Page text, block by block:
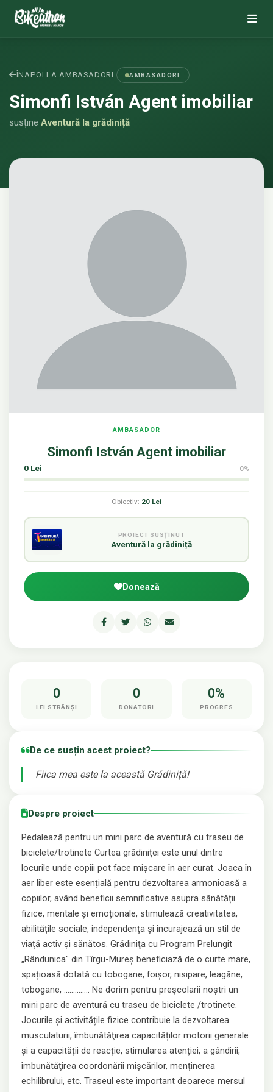
ÎNAPOI LA AMBASADORI AMBASADORI
Simonfi István Agent imobiliar
susține Aventură la grădiniță
AMBASADOR
Simonfi István Agent imobiliar
0 Lei 0%
Obiectiv: 20 Lei
PROIECT SUSȚINUT
Aventură la grădiniță
Donează
0
LEI STRÂNȘI
0
DONATORI
0%
PROGRES
De ce susțin acest proiect?
Fiica mea este la această Grădiniță!
Despre proiect
Pedalează pentru un mini parc de aventură cu traseu de
biciclete/trotinete Curtea grădiniței este unul dintre
locurile unde copiii pot face mișcare în aer curat. Joaca în
aer liber este esențială pentru dezvoltarea armonioasă a
copiilor, având beneficii semnificative asupra sănătății
fizice, mentale și emoționale, stimulează creativitatea,
abilitățile sociale, independența și încurajează un stil de
viață activ și sănătos. Grădiniţa cu Program Prelungit
„Rândunica" din Tîrgu-Mureș beneficiază de o curte mare,
spațioasă dotată cu tobogane, foișor, nisipare, leagăne,
tobogane, .............. Ne dorim pentru preșcolarii noștri un
mini parc de aventură cu traseu de biciclete /trotinete.
Jocurile și activitățile fizice contribuie la dezvoltarea
musculaturii, îmbunătăţirea capacităților motorii generale
și a capacității de reacție, stimularea atenției, a gândirii,
îmbunătăţirea coordonării mișcărilor, menținerea
echilibrului, etc. Traseul este important deoarece mersul